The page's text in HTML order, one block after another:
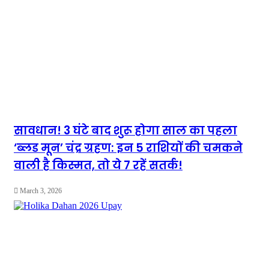
सावधान! 3 घंटे बाद शुरू होगा साल का पहला
‘ब्लड मून’ चंद्र ग्रहण: इन 5 राशियों की चमकने
वाली है किस्मत, तो ये 7 रहें सतर्क!
March 3, 2026